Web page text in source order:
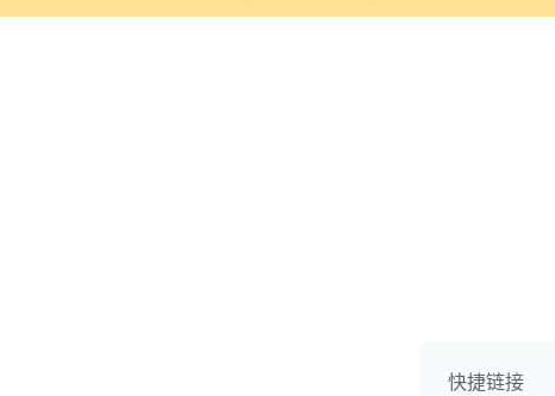
快捷链接